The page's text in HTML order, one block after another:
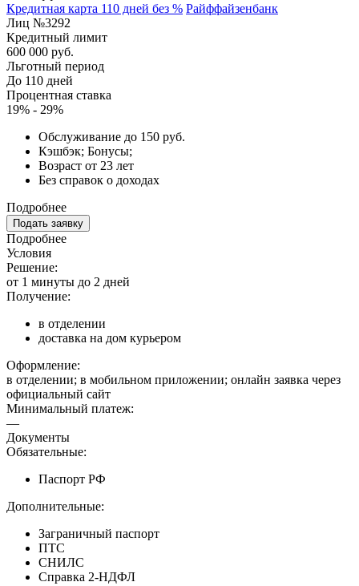
Кредитная карта 110 дней без % Райффайзенбанк
Лиц №3292
Кредитный лимит
600 000 руб.
Льготный период
До 110 дней
Процентная ставка
19% - 29%
Обслуживание до 150 руб.
Кэшбэк; Бонусы;
Возраст от 23 лет
Без справок о доходах
Подробнее
Подать заявку
Подробнее
Условия
Решение:
от 1 минуты до 2 дней
Получение:
в отделении
доставка на дом курьером
Оформление:
в отделении; в мобильном приложении; онлайн заявка через
официальный сайт
Минимальный платеж:
—
Документы
Обязательные:
Паспорт РФ
Дополнительные:
Заграничный паспорт
ПТС
СНИЛС
Справка 2-НДФЛ